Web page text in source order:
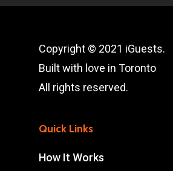
Copyright © 2021 iGuests.
Built with love in Toronto
All rights reserved.
Quick Links
How It Works